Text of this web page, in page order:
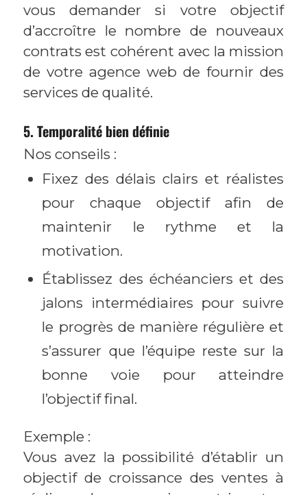
vous demander si votre objectif
d’accroître le nombre de nouveaux
contrats est cohérent avec la mission
de votre agence web de fournir des
services de qualité.
5. Temporalité bien définie
Nos conseils :
Fixez des délais clairs et réalistes
pour chaque objectif afin de
maintenir le rythme et la
motivation.
Établissez des échéanciers et des
jalons intermédiaires pour suivre
le progrès de manière régulière et
s’assurer que l’équipe reste sur la
bonne voie pour atteindre
l’objectif final.
Exemple :
Vous avez la possibilité d’établir un
objectif de croissance des ventes à